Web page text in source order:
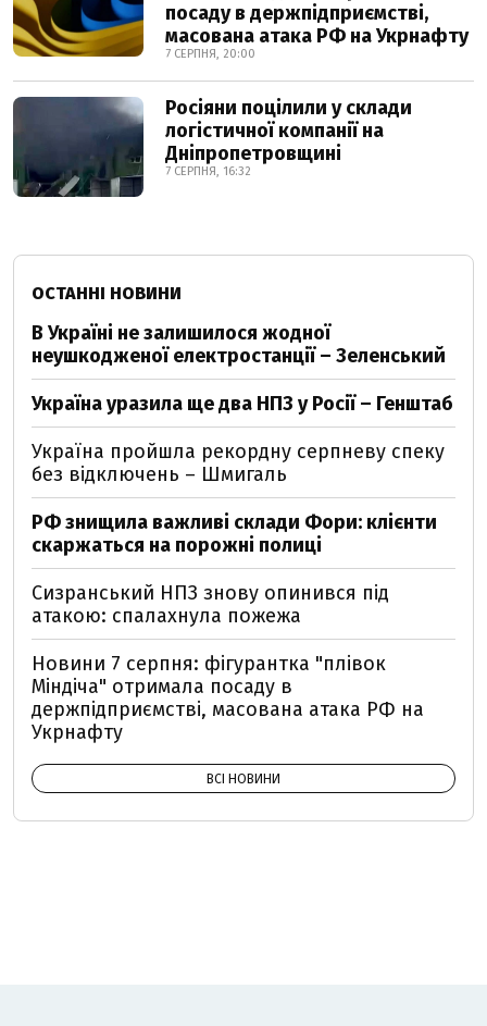
посаду в держпідприємстві,
масована атака РФ на Укрнафту
7 СЕРПНЯ, 20:00
Росіяни поцілили у склади
логістичної компанії на
Дніпропетровщині
7 СЕРПНЯ, 16:32
ОСТАННІ НОВИНИ
В Україні не залишилося жодної
неушкодженої електростанції – Зеленський
Україна уразила ще два НПЗ у Росії – Генштаб
Україна пройшла рекордну серпневу спеку
без відключень – Шмигаль
РФ знищила важливі склади Фори: клієнти
скаржаться на порожні полиці
Сизранський НПЗ знову опинився під
атакою: спалахнула пожежа
Новини 7 серпня: фігурантка "плівок
Міндіча" отримала посаду в
держпідприємстві, масована атака РФ на
Укрнафту
ВСІ НОВИНИ